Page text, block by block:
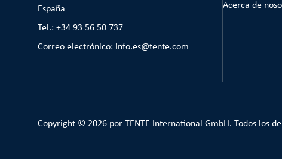
España
Tel.: +34 93 56 50 737
Correo electrónico: info.es@tente.com
Acerca de
Copyright © 2026 por TENTE International GmbH. Todos los